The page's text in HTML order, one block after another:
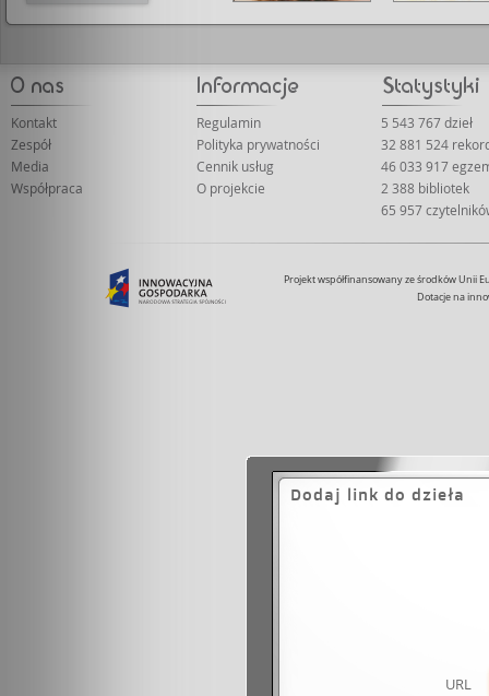
Kontakt
Zespół
Media
Współpraca
Regulamin
Polityka prywatności
Cennik usług
O projekcie
5 543 767 dzieł
32 881 524
46 033 917
2 388 bibliotek
65 957
Projekt współfinansowany ze środków Unii
Dotacje na
Dodaj link do dzieła
URL